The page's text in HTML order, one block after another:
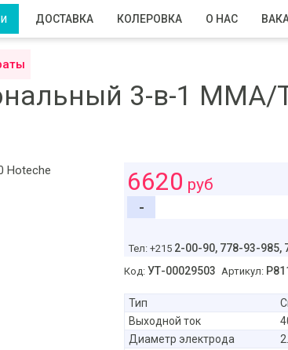
ДОСТАВКА КОЛЕРОВКА О НАС
3-в-1 MMA/
6620 руб
-
Тел: +215 2-00-90, 778-93-985,
Код: УТ-00029503 Артикул:
Тип
Выходной ток
Диаметр электрода